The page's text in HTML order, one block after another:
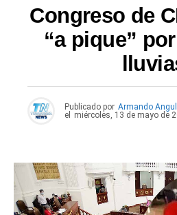
Congreso de
“a pique”
Publicado por Armando
el
miércoles, 13 de mayo de